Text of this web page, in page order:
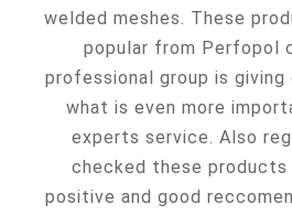
welded meshes. These
popular from Perfopol
professional group is
what is even more
experts service. Also
checked these products
positive and good